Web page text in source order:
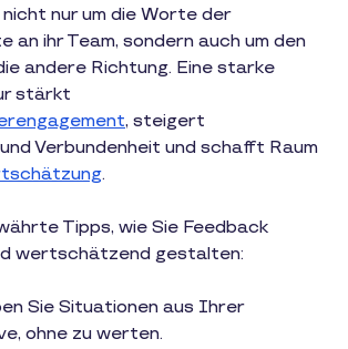
nur um die Worte der
an ihr Team, sondern auch um den
andere Richtung. Eine starke
stärkt
, steigert
Verbundenheit und schafft Raum
.
Tipps, wie Sie Feedback
wertschätzend gestalten:
Sie Situationen aus Ihrer
ohne zu werten.